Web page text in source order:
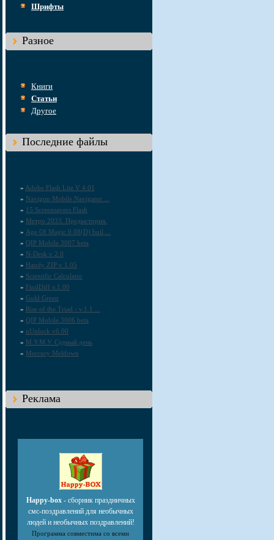
Шрифты
Разное
Книги
Статьи
Другое
Последние файлы
» Adobe Flash Lite V 4.01
» Navigon Mobile Navigator ...
» 15 Screensavers Flash
» Метро 2033. Предыстория.
» Age Of Magic 0.08(D) buil ...
» QIP Mobile 3007 beta
» N-Desk v 2.0
» Handy ZIP v 1.05
» Scientific Calculator
» FindDiff v.1.00
» Gold Green
» Rise of the Triad - v.1.1 ...
» QIP Mobile 3006 beta
» nUnlock v6.00
» М.У.М.У. Судный день
» Mercury Meldown
Реклама
Happy-box - сборник праздничных
смс-поздравлений для необычных
людей и необычных поздравлений!
Программа совместима со всеми